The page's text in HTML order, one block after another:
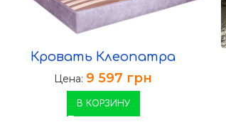
Кровать Клеопатра
Цена: 9 597 грн
В КОРЗИНУ